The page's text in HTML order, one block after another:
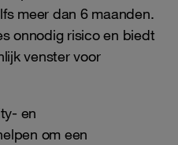
meer dan 6 maanden.
onnodig risico en biedt
venster voor
en
om een